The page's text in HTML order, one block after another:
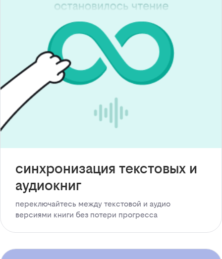
синхронизация текстовых и
аудиокниг
переключайтесь между текстовой и аудио
версиями книги без потери прогресса